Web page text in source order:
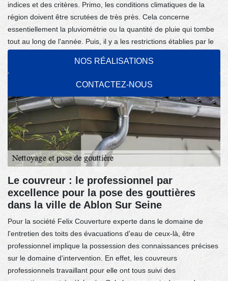
NOS RÉALISATIONS
CONTACTEZ-NOUS
indices et des critères. Primo, les conditions climatiques de la
région doivent être scrutées de très près. Cela concerne
essentiellement la pluviométrie ou la quantité de pluie qui tombe
tout au long de l'année. Puis, il y a les restrictions établies par le
droit de l'urbanisme en vigueur dans la circonscription.
Le couvreur : le professionnel par
excellence pour la pose des gouttières
dans la ville de Ablon Sur Seine
Pour la société Felix Couverture experte dans le domaine de
l'entretien des toits des évacuations d'eau de ceux-là, être
professionnel implique la possession des connaissances précises
sur le domaine d'intervention. En effet, les couvreurs
professionnels travaillant pour elle ont tous suivi des